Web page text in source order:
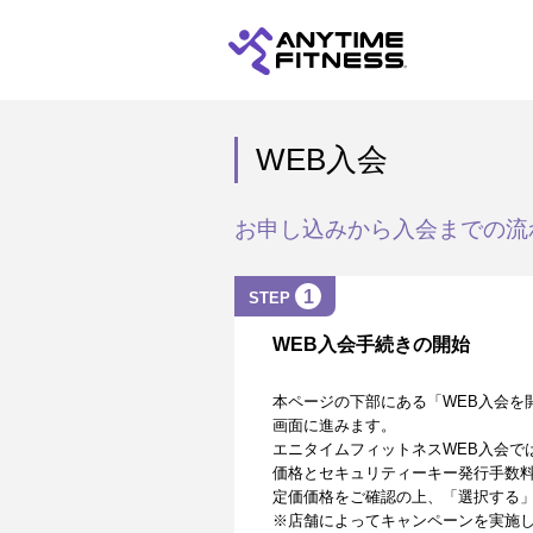
WEB入会
お申し込みから入会までの流
STEP 1
WEB入会手続きの開始
本ページの下部にある「WEB入会
画面に進みます。
エニタイムフィットネスWEB入会
価格とセキュリティーキー発行手数
定価価格をご確認の上、「選択する
※店舗によってキャンペーンを実施